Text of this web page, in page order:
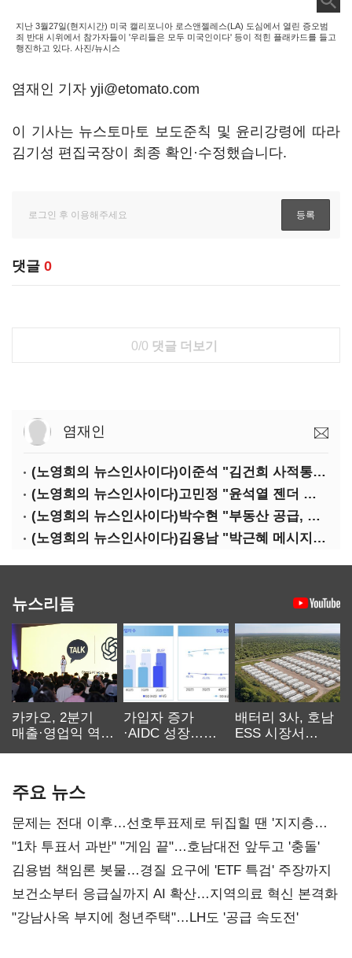
지난 3월27일(현지시간) 미국 캘리포니아 로스앤젤레스(LA) 도심에서 열린 증오범
죄 반대 시위에서 참가자들이 '우리들은 모두 미국인이다' 등이 적힌 플래카드를 들고
행진하고 있다. 사진/뉴시스
염재인 기자 yji@etomato.com
이 기사는 뉴스토마토 보도준칙 및 윤리강령에 따라
김기성 편집국장이 최종 확인·수정했습니다.
댓글 0
0/0 댓글 더보기
염재인
(노영희의 뉴스인사이다)이준석 "김건희 사적통화, '김지은 2차 가해' 성립 안 돼"
(노영희의 뉴스인사이다)고민정 "윤석열 젠더 갈라치기…갈등 불씨가 지지율 자양분"
(노영희의 뉴스인사이다)박수현 "부동산 공급, 역대 정부에 뒤지지 않아"
(노영희의 뉴스인사이다)김용남 "박근혜 메시지, '정권교체 필요성' 강조할 듯"
뉴스리듬
카카오, 2분기
매출·영업익 역대
가입자 증가
·AIDC 성장…
배터리 3사, 호남
ESS 시장서
주요 뉴스
문제는 전대 이후…선호투표제로 뒤집힐 땐 '지지층
불복'
"1차 투표서 과반" "게임 끝"…호남대전 앞두고 '충돌'
김용범 책임론 봇물…경질 요구에 'ETF 특검' 주장까지
보건소부터 응급실까지 AI 확산…지역의료 혁신 본격화
"강남사옥 부지에 청년주택"…LH도 '공급 속도전'